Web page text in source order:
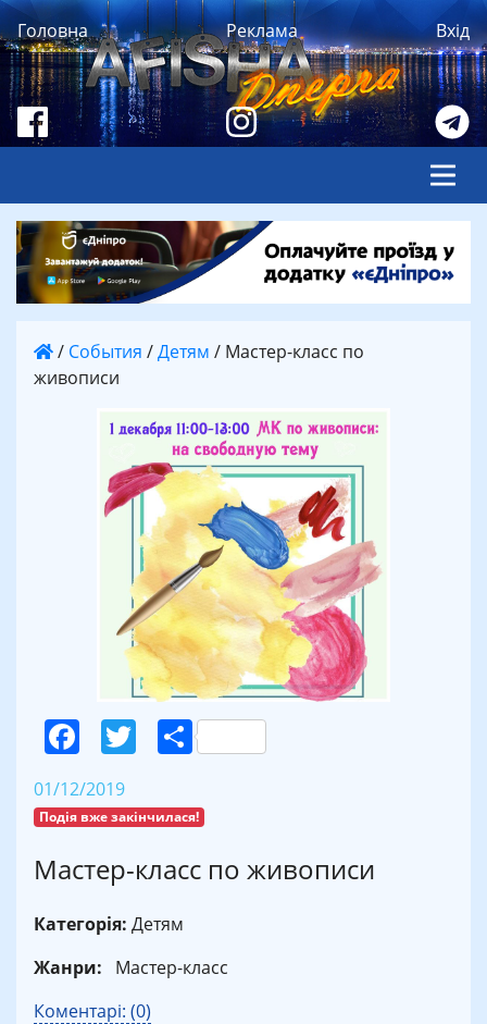
Головна Реклама Вхід
/ События /Детям / Мастер-класс по
живописи
Facebook
Twitter
Поділитися
01/12/2019
Подія вже закінчилася!
Мастер-класс по живописи
Категорія: Детям
Жанри:
Мастер-класс
Коментарі: (0)